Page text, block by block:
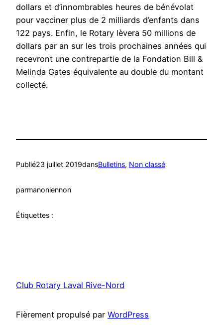
dollars et d’innombrables heures de bénévolat
pour vacciner plus de 2 milliards d’enfants dans
122 pays. Enfin, le Rotary lèvera 50 millions de
dollars par an sur les trois prochaines années qui
recevront une contrepartie de la Fondation Bill &
Melinda Gates équivalente au double du montant
collecté.
Publié23 juillet 2019dansBulletins, Non classé
parmanonlennon
Étiquettes :
Club Rotary Laval Rive-Nord
Fièrement propulsé par WordPress